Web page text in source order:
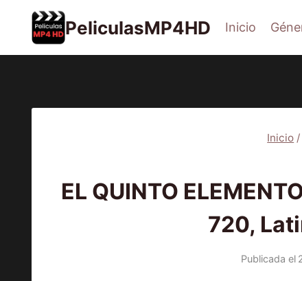
contenido
PeliculasMP4HD Inicio
Inicio /
EL QUINTO
720,
Publicada el